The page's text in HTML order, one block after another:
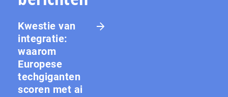
Kwestie van
integratie:
waarom
Europese
techgiganten
scoren met ai